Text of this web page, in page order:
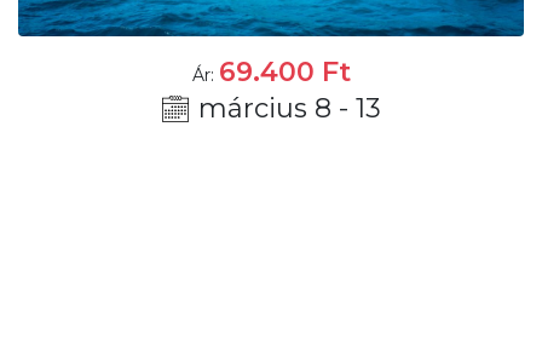
Ár: 69.400 Ft
március 8 - 13